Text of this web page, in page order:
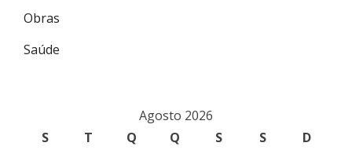
Obras
Saúde
Agosto 2026
S
T Q Q S S
D